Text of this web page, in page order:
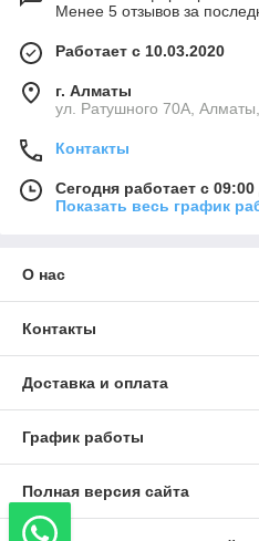
Менее 5 отзывов за
Работает с 10.03.2020
г. Алматы
ул. Ратушного 70А, Алматы,
Контакты
Сегодня работает с
Показать весь график
О нас
Контакты
Доставка и оплата
График работы
Полная версия сайта